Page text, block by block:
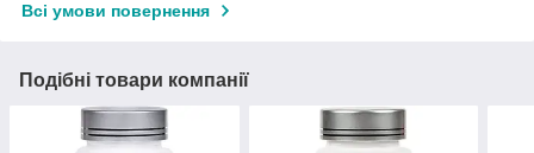
Всі умови повернення
Подібні товари компанії